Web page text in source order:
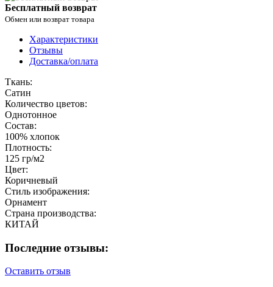
Бесплатный возврат
Обмен или возврат товара
Характеристики
Отзывы
Доставка/оплата
Ткань:
Сатин
Количество цветов:
Однотонное
Состав:
100% хлопок
Плотность:
125 гр/м2
Цвет:
Коричневый
Стиль изображения:
Орнамент
Страна производства:
КИТАЙ
Последние отзывы:
Оставить отзыв